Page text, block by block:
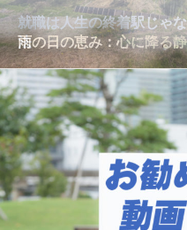
雨の日の恵み：心に降る
就職は人生の終着駅じゃ
法
ヒーリーを買うべきか迷
みた感想と注意点
エネルギーの法則 〜最近
現実を変える
今、ここにいること
もしかしてだけどHealy（
iPad 第10世代買いました
久し振りにHealy（ヒーリ
大谷さんの通訳、水原さ